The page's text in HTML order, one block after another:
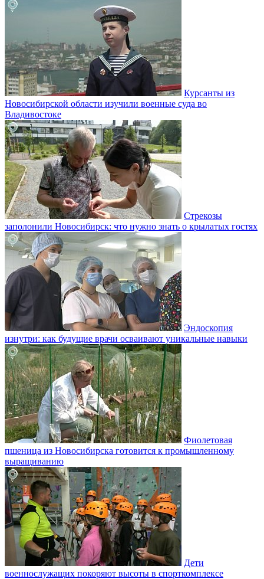
Курсанты из
Новосибирской области изучили военные суда во
Владивостоке
Стрекозы
заполонили Новосибирск: что нужно знать о крылатых гостях
Эндоскопия
изнутри: как будущие врачи осваивают уникальные навыки
Фиолетовая
пшеница из Новосибирска готовится к промышленному
выращиванию
Дети
военнослужащих покоряют высоты в спорткомплексе